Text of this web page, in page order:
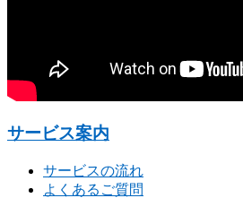
サービス案内
サービスの流れ
よくあるご質問